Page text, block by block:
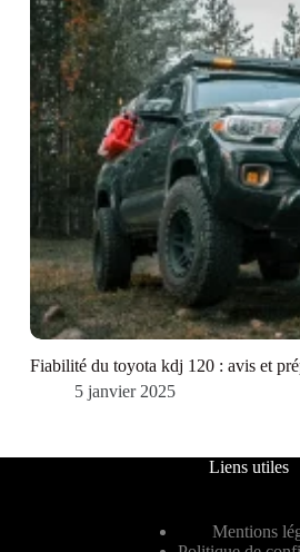
Fiabilité du toyota kdj 120 : avis et
5 janvier 2025
Liens utiles
Mentions